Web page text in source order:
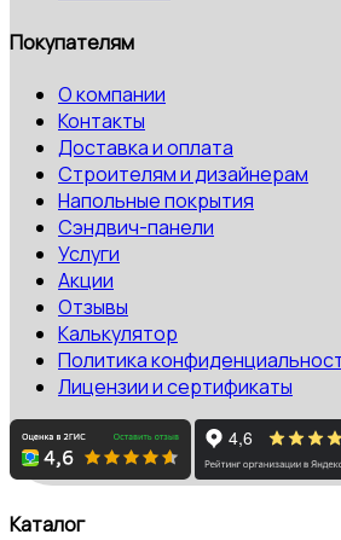
Покупателям
О компании
Контакты
Доставка и оплата
Строителям и дизайнерам
Напольные покрытия
Сэндвич-панели
Услуги
Акции
Отзывы
Калькулятор
Политика
Лицензии и сертификаты
Каталог